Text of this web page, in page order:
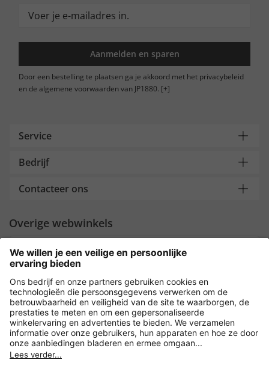
Aanmelden en sparen
Door een bestelling te plaatsen ga je akkoord met het privacybeleid
en de algemene voorwaarden van JP1880. [+]
Service
Bedrijf
Contacteer ons
Overige webwinkels
Nederland
Payment and Delivery
Versleuteling met